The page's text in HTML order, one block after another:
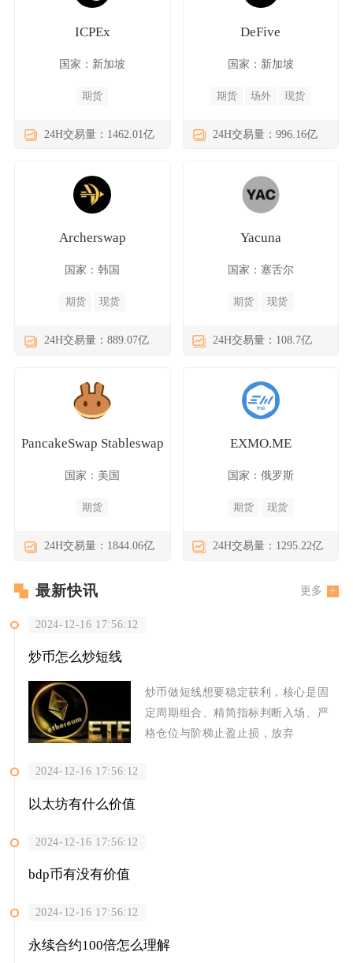
ICPEx
国家：新加坡
期货
24H交易量：1462.01亿
DeFive
国家：新加坡
期货 场外 现货
24H交易量：996.16亿
Archerswap
国家：韩国
期货 现货
24H交易量：889.07亿
Yacuna
国家：塞舌尔
期货 现货
24H交易量：108.7亿
PancakeSwap Stableswap
国家：美国
期货
24H交易量：1844.06亿
EXMO.ME
国家：俄罗斯
期货 现货
24H交易量：1295.22亿
最新快讯 更多
2024-12-16 17:56:12
炒币怎么炒短线
炒币做短线想要稳定获利，核心是固
定周期组合、精简指标判断入场、严
格仓位与阶梯止盈止损，放弃
2024-12-16 17:56:12
以太坊有什么价值
2024-12-16 17:56:12
bdp币有没有价值
2024-12-16 17:56:12
永续合约100倍怎么理解